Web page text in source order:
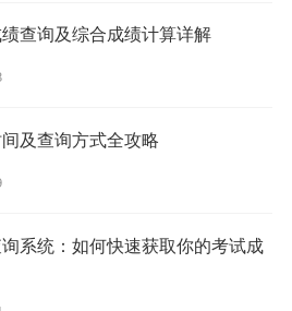
查询及综合成绩计算详解
及查询方式全攻略
系统：如何快速获取你的考试成